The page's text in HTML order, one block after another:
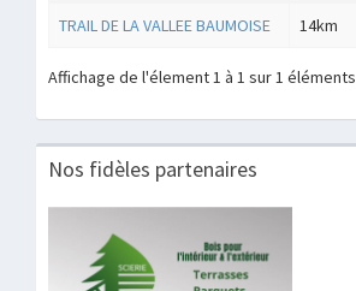
TRAIL DE LA VALLEE BAUMOISE 14km
Affichage de l'élement 1 à 1 sur 1 éléments
Nos fidèles partenaires